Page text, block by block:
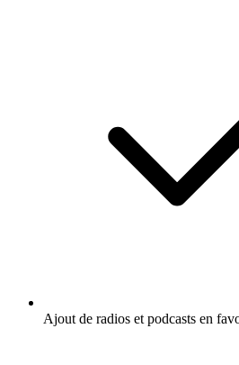
Ajout de radios et podcasts en